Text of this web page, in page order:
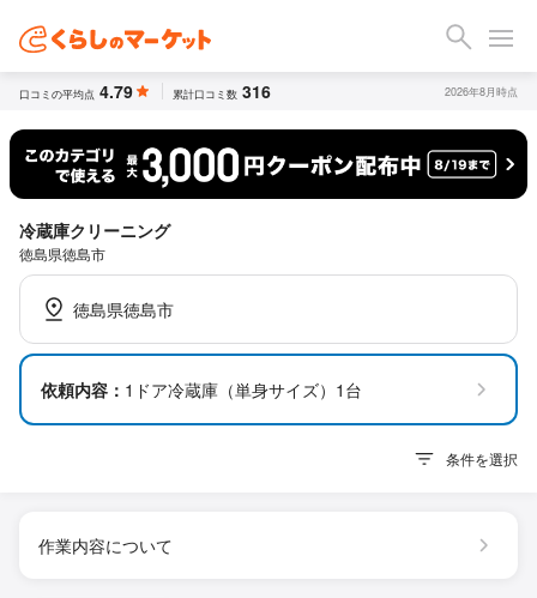
口コミの平均点 4.79 累計口コミ数 316 2026年8月時点
冷蔵庫クリーニング
徳島県徳島市
徳島県徳島市
依頼内容： 1ドア冷蔵庫（単身サイズ）1台
条件を選択
作業内容について